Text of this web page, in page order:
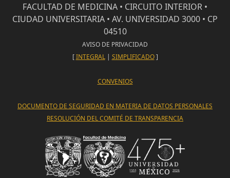
FACULTAD DE MEDICINA • CIRCUITO INTERIOR •
CIUDAD UNIVERSITARIA • AV. UNIVERSIDAD 3000 • CP
04510
AVISO DE PRIVACIDAD
[INTEGRAL| SIMPLIFICADO]
CONVENIOS
DOCUMENTO DE SEGURIDAD EN MATERIA DE DATOS PERSONALES
RESOLUCIÓN DEL COMITÉ DE TRANSPARENCIA